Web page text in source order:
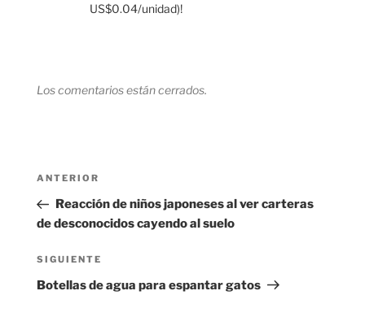
US$0.04/unidad)!
Los comentarios están cerrados.
Navegación
entradas
Entrada
anterior:
ANTERIOR
Reacción de niños japoneses al ver carteras
de desconocidos cayendo al suelo
Siguiente
entrada
SIGUIENTE
Botellas de agua para espantar gatos